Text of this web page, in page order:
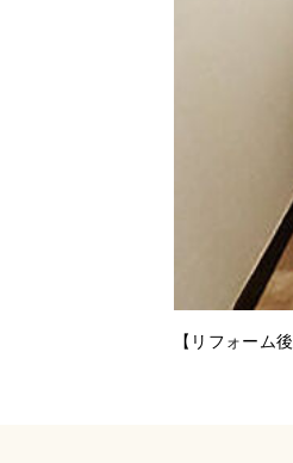
【リフォーム後